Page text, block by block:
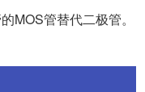
MOS管替代二极管。